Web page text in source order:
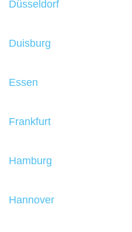
Düsseldorf
Duisburg
Essen
Frankfurt
Hamburg
Hannover